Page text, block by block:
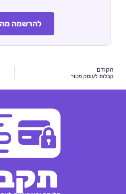
להרשמה
הקודם
קבלות לעוסק פטור